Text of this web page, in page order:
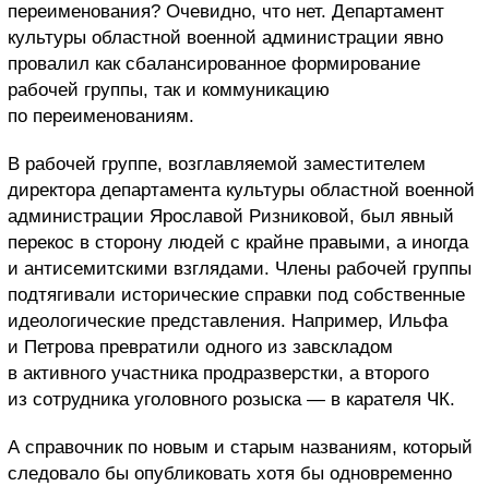
переименования? Очевидно, что нет. Департамент
культуры областной военной администрации явно
провалил как сбалансированное формирование
рабочей группы, так и коммуникацию
по переименованиям.
В рабочей группе, возглавляемой заместителем
директора департамента культуры областной военной
администрации Ярославой Ризниковой, был явный
перекос в сторону людей с крайне правыми, а иногда
и антисемитскими взглядами. Члены рабочей группы
подтягивали исторические справки под собственные
идеологические представления. Например, Ильфа
и Петрова превратили одного из завскладом
в активного участника продразверстки, а второго
из сотрудника уголовного розыска — в карателя ЧК.
А справочник по новым и старым названиям, который
следовало бы опубликовать хотя бы одновременно